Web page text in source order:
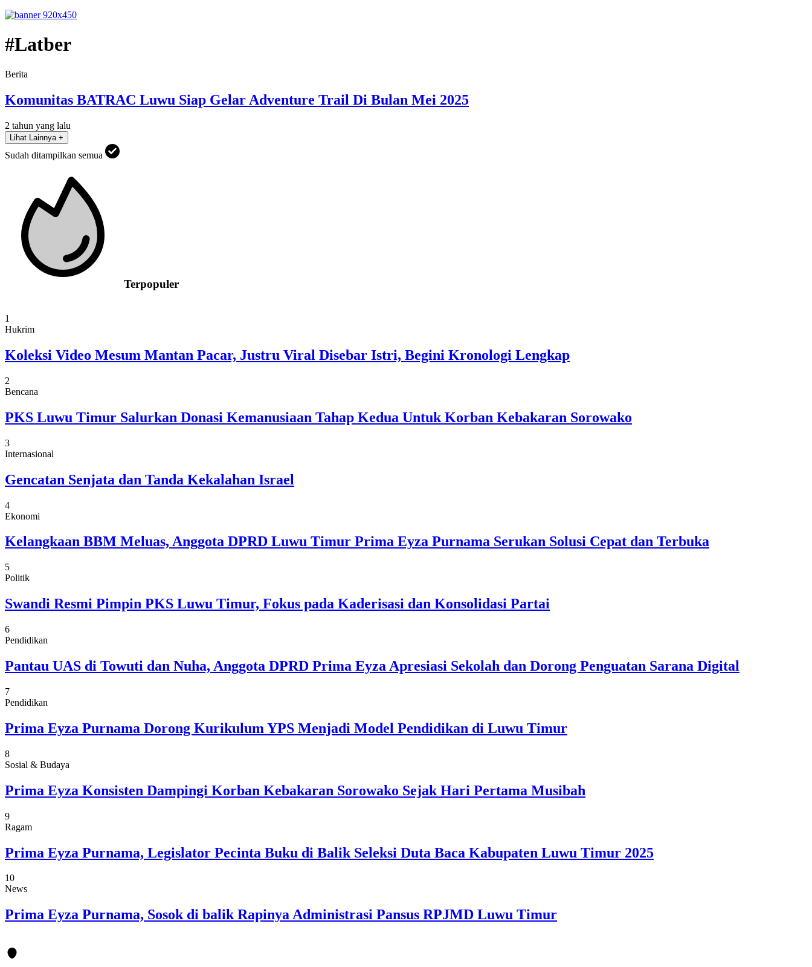
#Latber
Berita
Komunitas BATRAC Luwu Siap Gelar Adventure Trail Di Bulan Mei 2025
2 tahun yang lalu
Lihat Lainnya +
Sudah ditampilkan semua
Terpopuler
1
Hukrim
Koleksi Video Mesum Mantan Pacar, Justru Viral Disebar Istri, Begini Kronologi Lengkap
2
Bencana
PKS Luwu Timur Salurkan Donasi Kemanusiaan Tahap Kedua Untuk Korban Kebakaran Sorowako
3
Internasional
Gencatan Senjata dan Tanda Kekalahan Israel
4
Ekonomi
Kelangkaan BBM Meluas, Anggota DPRD Luwu Timur Prima Eyza Purnama Serukan Solusi Cepat dan Terbuka
5
Politik
Swandi Resmi Pimpin PKS Luwu Timur, Fokus pada Kaderisasi dan Konsolidasi Partai
6
Pendidikan
Pantau UAS di Towuti dan Nuha, Anggota DPRD Prima Eyza Apresiasi Sekolah dan Dorong Penguatan Sarana Digital
7
Pendidikan
Prima Eyza Purnama Dorong Kurikulum YPS Menjadi Model Pendidikan di Luwu Timur
8
Sosial & Budaya
Prima Eyza Konsisten Dampingi Korban Kebakaran Sorowako Sejak Hari Pertama Musibah
9
Ragam
Prima Eyza Purnama, Legislator Pecinta Buku di Balik Seleksi Duta Baca Kabupaten Luwu Timur 2025
10
News
Prima Eyza Purnama, Sosok di balik Rapinya Administrasi Pansus RPJMD Luwu Timur